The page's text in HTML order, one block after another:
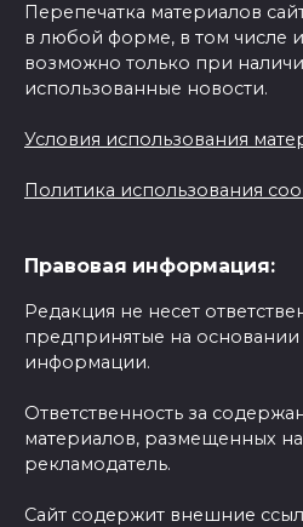
Перепечатка материалов
в любой форме, в том числе
возможно только при
использованные новости.
Условия использования
Политика использования
Правовая информация:
Редакция не несет
предпринятые на
информации.
Ответственность за
материалов, размещенных на
рекламодатель.
Сайт содержит внешние